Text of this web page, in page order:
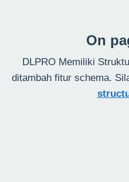
On
DLPRO Memiliki
ditambah fitur schema.